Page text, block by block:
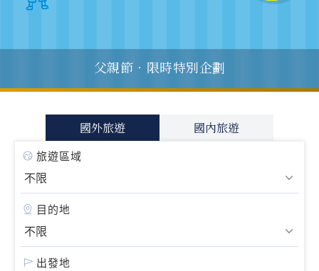
一人旅行Solo Travel
國外旅遊 國內旅遊
旅遊區域
目的地
出發地